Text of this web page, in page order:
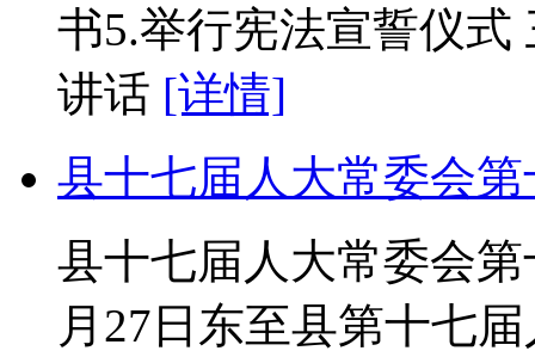
书5.举行宪法宣誓仪式
讲话 [详情]
县十七届人大常委会
县十七届人大常委会
月27日东至县第十七